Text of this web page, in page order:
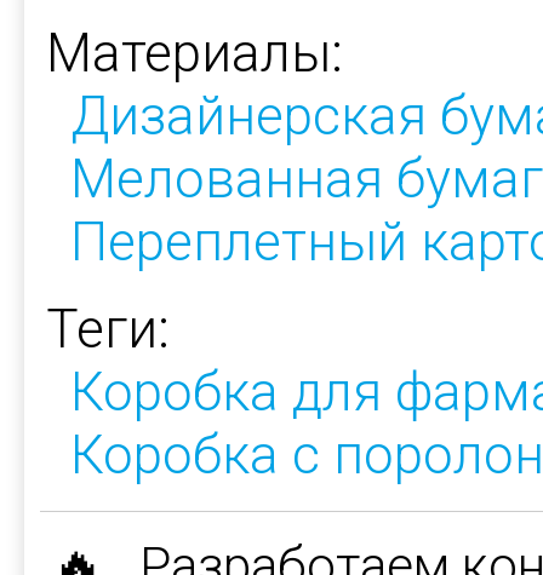
Материалы:
Дизайнерская
Мелованная
Переплетный
Теги:
Коробка для
Коробка с